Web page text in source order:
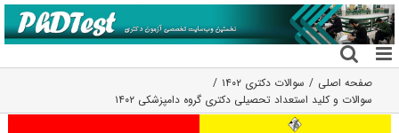
رفتن
به
محتوا
صفحه اصلی
سوالات دکتری ۱۴۰۲
سوالات و کلید استعداد تحصیلی دکتری گروه دامپزشکی ۱۴۰۲